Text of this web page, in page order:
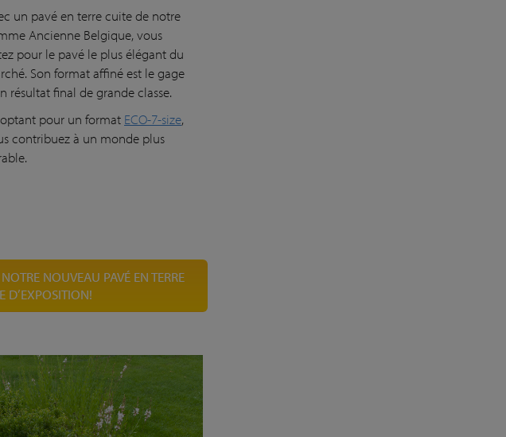
un pavé en terre cuite de notre
Ancienne Belgique, vous
pour le pavé le plus élégant du
Son format affiné est le gage
résultat final de grande classe.
pour un format ECO-7-size,
contribuez à un monde plus
NOUVEAU PAVÉ EN TERRE
D’EXPOSITION!